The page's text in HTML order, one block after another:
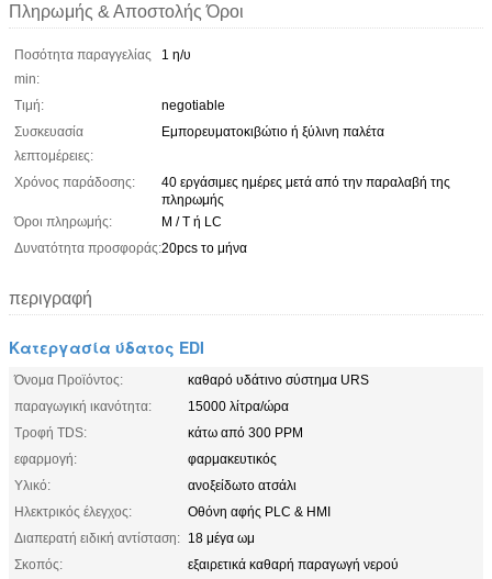
Πληρωμής & Αποστολής Όροι
Ποσότητα παραγγελίας
min:
1 η/υ
Τιμή:
negotiable
Συσκευασία
λεπτομέρειες:
Εμπορευματοκιβώτιο ή ξύλινη παλέτα
Χρόνος παράδοσης:
40 εργάσιμες ημέρες μετά από την παραλαβή της
πληρωμής
Όροι πληρωμής:
Μ / Τ ή LC
Δυνατότητα προσφοράς:20pcs το μήνα
περιγραφή
Κατεργασία ύδατος EDI
Όνομα Προϊόντος:
καθαρό υδάτινο σύστημα URS
παραγωγική ικανότητα:
15000 λίτρα/ώρα
Τροφή TDS:
κάτω από 300 PPM
εφαρμογή:
φαρμακευτικός
Υλικό:
ανοξείδωτο ατσάλι
Ηλεκτρικός έλεγχος:
Οθόνη αφής PLC & HMI
Διαπερατή ειδική αντίσταση: 18 μέγα ωμ
Σκοπός:
εξαιρετικά καθαρή παραγωγή νερού